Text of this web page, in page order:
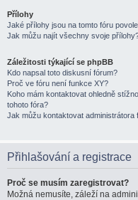
Přílohy
Jaké přílohy jsou na tomto fóru
Jak můžu najít všechny svoje
Záležitosti týkající se phpBB
Kdo napsal toto diskusní fórum?
Proč ve fóru není funkce XY?
Koho mám kontaktovat ohledně
tohoto fóra?
Jak můžu kontaktovat administrátora
Přihlašování a registrace
Proč se musím zaregistrovat?
Možná nemusíte, záleží na